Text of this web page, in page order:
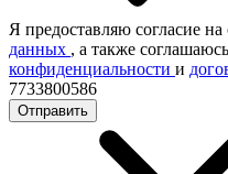
Я предоставляю согласие
данных , а также
конфиденциальности и
7733800586
Отправить